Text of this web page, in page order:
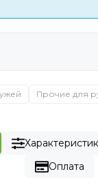
Прочие для
Оплата